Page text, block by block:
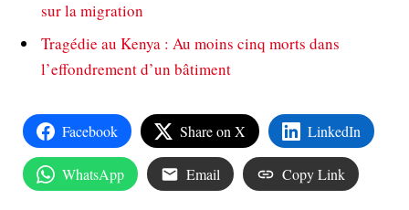
sur la migration
Tragédie au Kenya : Au moins cinq morts dans
l’effondrement d’un bâtiment
Facebook Share on X LinkedIn
WhatsApp Email Copy Link